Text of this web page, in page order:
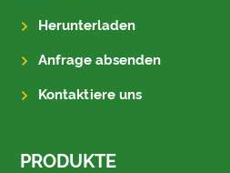
Herunterladen
Anfrage absenden
Kontaktiere uns
PRODUKTE